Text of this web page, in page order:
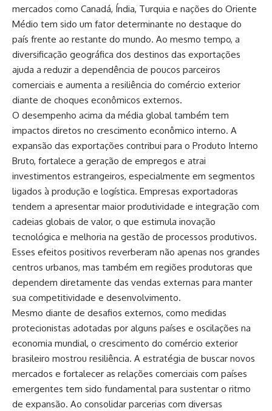
mercados como Canadá, Índia, Turquia e nações do Oriente
Médio tem sido um fator determinante no destaque do
país frente ao restante do mundo. Ao mesmo tempo, a
diversificação geográfica dos destinos das exportações
ajuda a reduzir a dependência de poucos parceiros
comerciais e aumenta a resiliência do comércio exterior
diante de choques econômicos externos.
O desempenho acima da média global também tem
impactos diretos no crescimento econômico interno. A
expansão das exportações contribui para o Produto Interno
Bruto, fortalece a geração de empregos e atrai
investimentos estrangeiros, especialmente em segmentos
ligados à produção e logística. Empresas exportadoras
tendem a apresentar maior produtividade e integração com
cadeias globais de valor, o que estimula inovação
tecnológica e melhoria na gestão de processos produtivos.
Esses efeitos positivos reverberam não apenas nos grandes
centros urbanos, mas também em regiões produtoras que
dependem diretamente das vendas externas para manter
sua competitividade e desenvolvimento.
Mesmo diante de desafios externos, como medidas
protecionistas adotadas por alguns países e oscilações na
economia mundial, o crescimento do comércio exterior
brasileiro mostrou resiliência. A estratégia de buscar novos
mercados e fortalecer as relações comerciais com países
emergentes tem sido fundamental para sustentar o ritmo
de expansão. Ao consolidar parcerias com diversas